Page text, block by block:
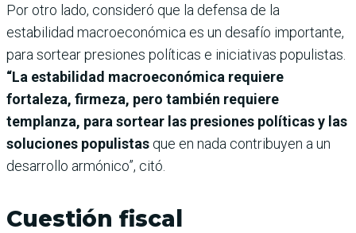
Por otro lado, consideró que la defensa de la
estabilidad macroeconómica es un desafío importante,
para sortear presiones políticas e iniciativas populistas.
“La estabilidad macroeconómica requiere
fortaleza, firmeza, pero también requiere
templanza, para sortear las presiones políticas y las
soluciones populistas que en nada contribuyen a un
desarrollo armónico”, citó.
Cuestión fiscal